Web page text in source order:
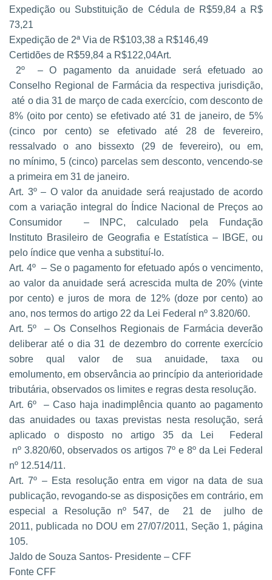
Expedição ou Substituição de Cédula de R$59,84 a R$
73,21
Expedição de 2ª Via de R$103,38 a R$146,49
Certidões de R$59,84 a R$122,04Art.
2º – O pagamento da anuidade será efetuado ao
Conselho Regional de Farmácia da respectiva jurisdição,
até o dia 31 de março de cada exercício, com desconto de
8% (oito por cento) se efetivado até 31 de janeiro, de 5%
(cinco por cento)se efetivado até 28 de fevereiro,
ressalvado o ano bissexto (29 de fevereiro), ou em,
no mínimo, 5 (cinco) parcelas sem desconto, vencendo-se
a primeira em 31 de janeiro.
Art. 3º – O valor da anuidade será reajustado de acordo
com a variação integral do
Índice Nacional de Preços ao
Consumidor – INPC, calculado pela Fundação
Instituto Brasileiro de Geografia e Estatística – IBGE, ou
pelo índice que venha a substituí-lo.
Art. 4º – Se o pagamento for efetuado após o vencimento,
ao valor da anuidadeserá acrescida multa de 20% (vinte
por cento) e juros de mora de 12% (doze por cento) ao
ano, nos termos do artigo 22 da Lei Federal nº 3.820/60.
Art. 5º – Os Conselhos Regionais de Farmácia deverão
deliberar até o dia 31 de dezembro do corrente exercício
sobre qual valor de sua anuidade, taxa ou
emolumento,em observância ao princípio da anterioridade
tributária, observados os limites e regras desta resolução.
Art. 6º – Caso haja inadimplência quanto ao pagamento
das anuidades ou taxas previstas nesta resolução, será
aplicado o disposto no artigo 35 da Lei Federal
nº 3.820/60, observados os artigos 7º e 8º da Lei Federal
nº 12.514/11.
Art. 7º – Esta resolução entra em vigor na data de sua
publicação, revogando-se as disposições em contrário, em
especial a Resolução nº 547, de 21 de julho de
2011, publicada no DOU em 27/07/2011, Seção 1, página
105.
Jaldo de Souza Santos- Presidente – CFF
Fonte CFF